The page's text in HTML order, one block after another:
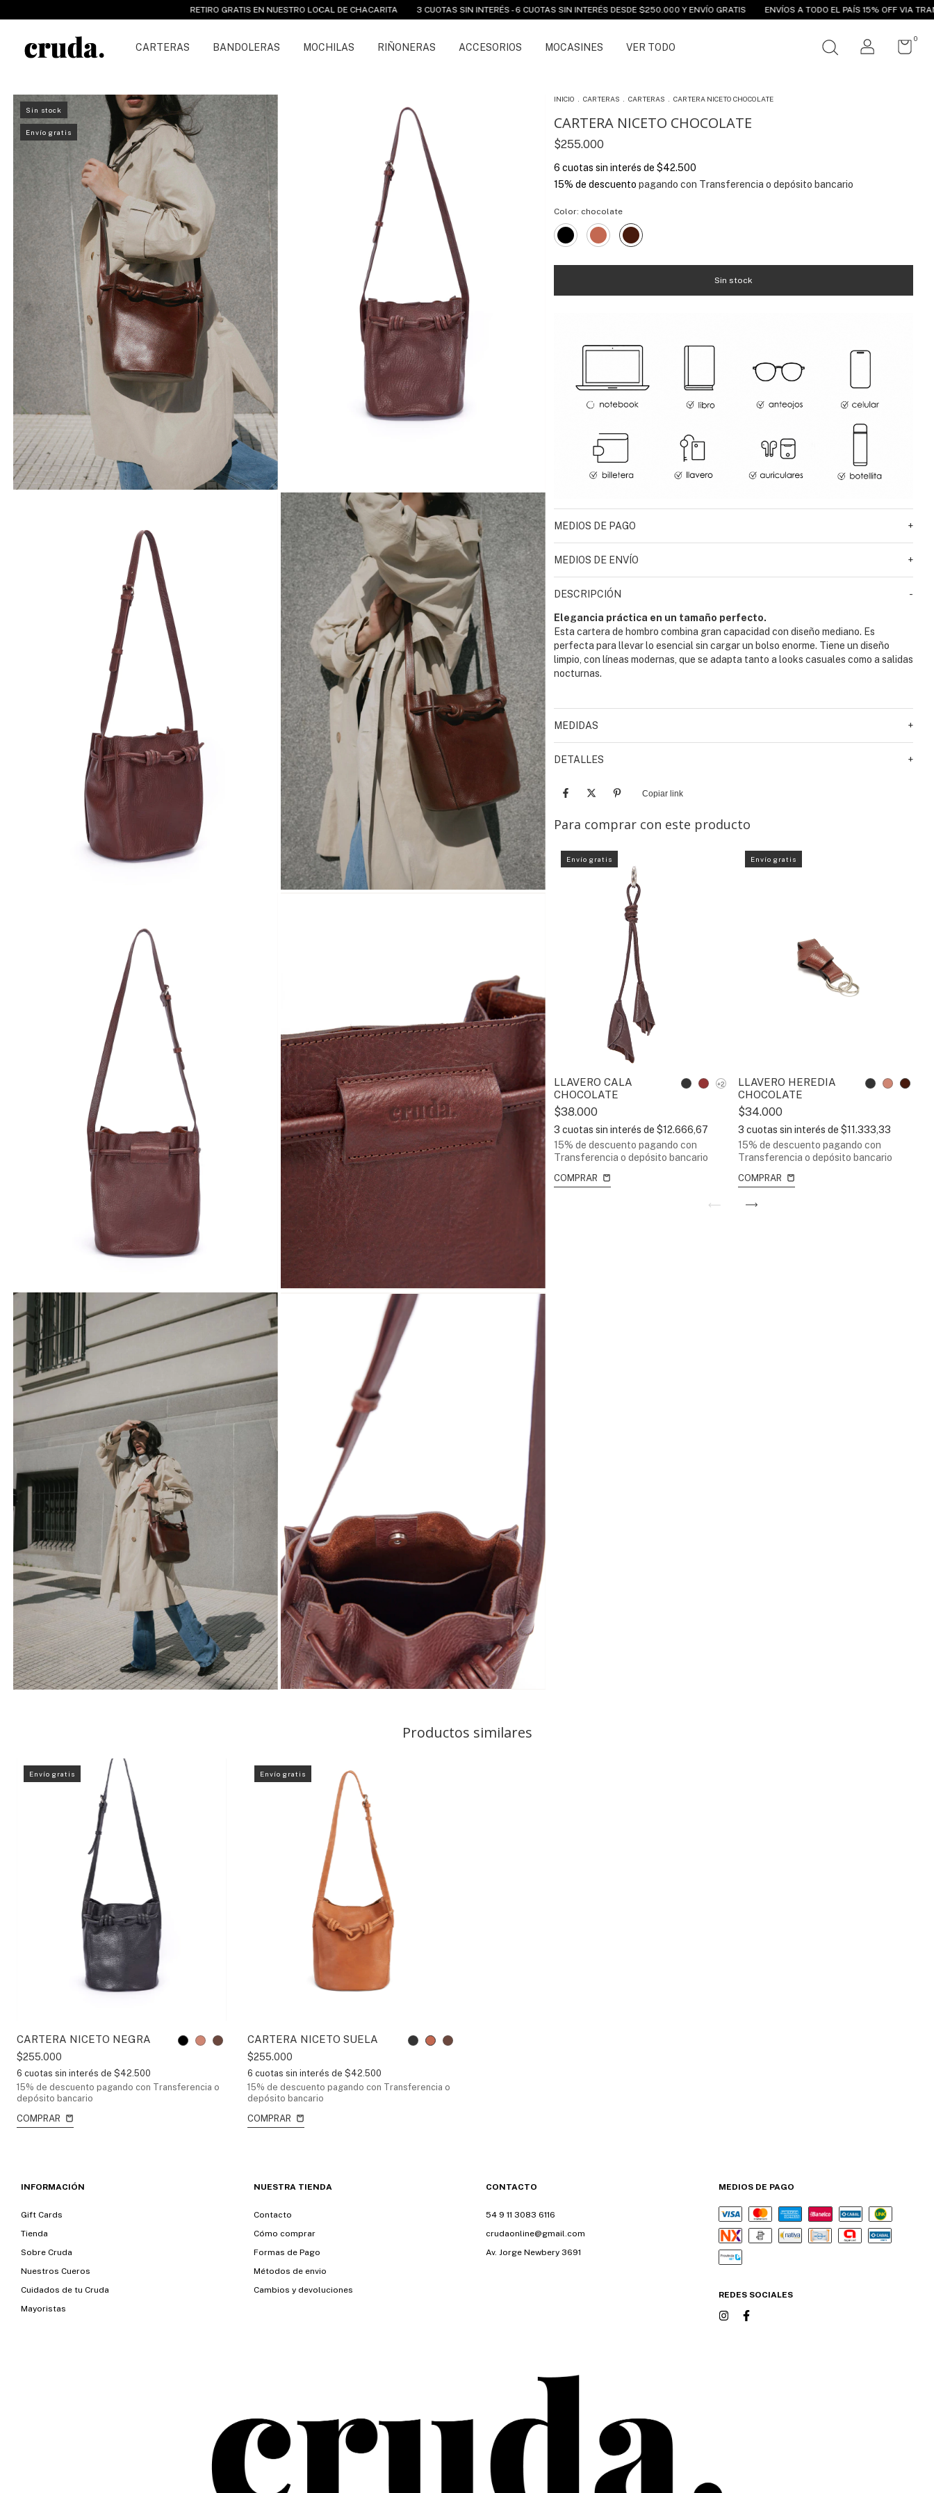
RETIRO GRATIS EN NUESTRO LOCAL DE CHACARITA 3 CUOTAS SIN INTERÉS - 6 CUOTAS SIN INTERÉS DESDE $250.000 Y ENVÍO GRATIS ENVÍOS A TODO EL PAÍS 15% OFF VIA TRANSFERENCIA
CARTERAS BANDOLERAS MOCHILAS RIÑONERAS ACCESORIOS MOCASINES VER TODO
0
Sin stock
Envío gratis
INICIO CARTERAS CARTERAS CARTERA NICETO CHOCOLATE
CARTERA NICETO CHOCOLATE
$255.000
6 cuotas sin interés de $42.500
15% de descuento pagando con Transferencia o depósito bancario
Color: chocolate
MEDIOS DE PAGO +
MEDIOS DE ENVÍO +
DESCRIPCIÓN -
Elegancia práctica en un tamaño perfecto.
Esta cartera de hombro combina gran capacidad con diseño mediano. Es
perfecta para llevar lo esencial sin cargar un bolso enorme. Tiene un diseño
limpio, con líneas modernas, que se adapta tanto a looks casuales como a salidas
nocturnas.
MEDIDAS +
DETALLES +
Copiar link
Para comprar con este producto
Envío gratis
LLAVERO CALA
CHOCOLATE
+2
$38.000
3 cuotas sin interés de $12.666,67
15% de descuento pagando con
Transferencia o depósito bancario
COMPRAR
Envío gratis
LLAVERO HEREDIA
CHOCOLATE
$34.000
3 cuotas sin interés de $11.333,33
15% de descuento pagando con
Transferencia o depósito bancario
COMPRAR
Productos similares
Envío gratis
CARTERA NICETO NEGRA
$255.000
6 cuotas sin interés de $42.500
15% de descuento pagando con Transferencia o
depósito bancario
COMPRAR
Envío gratis
CARTERA NICETO SUELA
$255.000
6 cuotas sin interés de $42.500
15% de descuento pagando con Transferencia o
depósito bancario
COMPRAR
INFORMACIÓN
Gift Cards
Tienda
Sobre Cruda
Nuestros Cueros
Cuidados de tu Cruda
Mayoristas
NUESTRA TIENDA
Contacto
Cómo comprar
Formas de Pago
Métodos de envio
Cambios y devoluciones
CONTACTO
54 9 11 3083 6116
crudaonline@gmail.com
Av. Jorge Newbery 3691
MEDIOS DE PAGO
REDES SOCIALES